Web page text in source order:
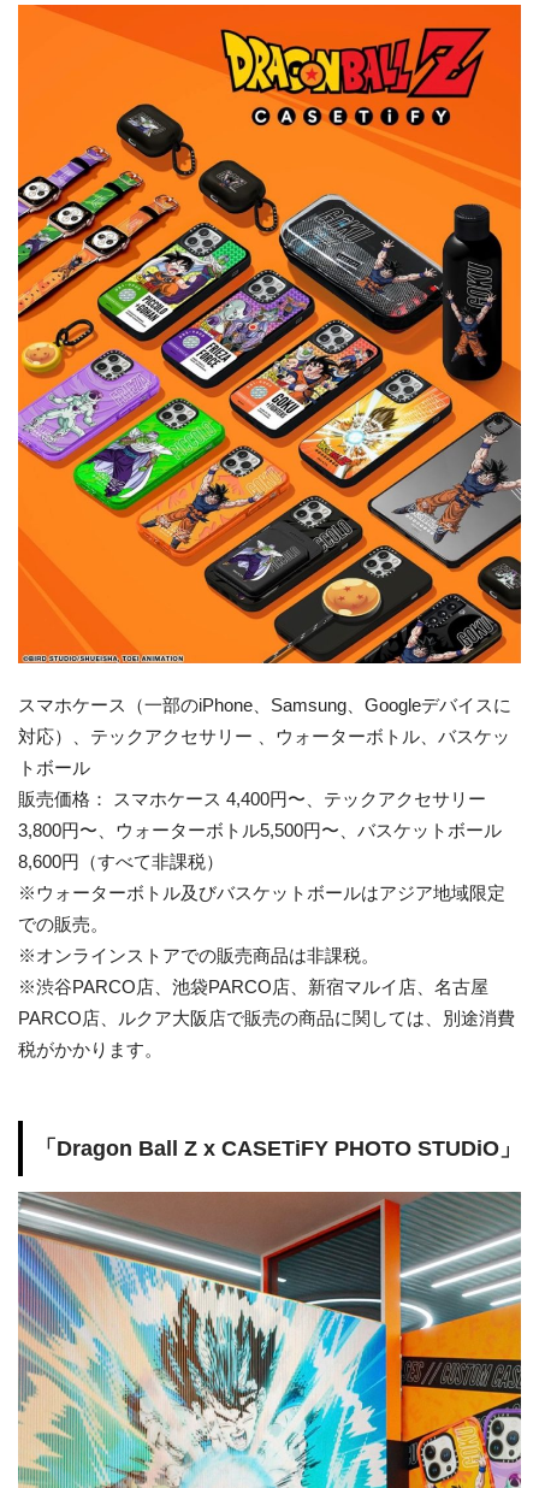
スマホケース（一部のiPhone、Samsung、Googleデバイスに
対応）、テックアクセサリー 、ウォーターボトル、バスケッ
トボール
販売価格： スマホケース 4,400円〜、テックアクセサリー
3,800円〜、ウォーターボトル5,500円〜、バスケットボール
8,600円（すべて非課税）
※ウォーターボトル及びバスケットボールはアジア地域限定
での販売。
※オンラインストアでの販売商品は非課税。
※渋谷PARCO店、池袋PARCO店、新宿マルイ店、名古屋
PARCO店、ルクア大阪店で販売の商品に関しては、別途消費
税がかかります。
「Dragon Ball Z x CASETiFY PHOTO STUDiO」